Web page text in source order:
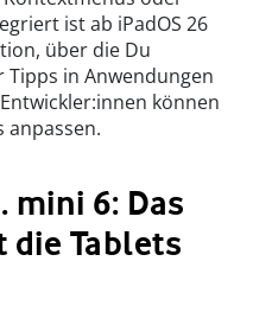
ist ab iPadOS 26
über die Du
in Anwendungen
können
anpassen.
mini 6: Das
Tablets